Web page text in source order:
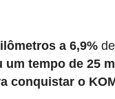
a 6,9%
um tempo de 25
conquistar o